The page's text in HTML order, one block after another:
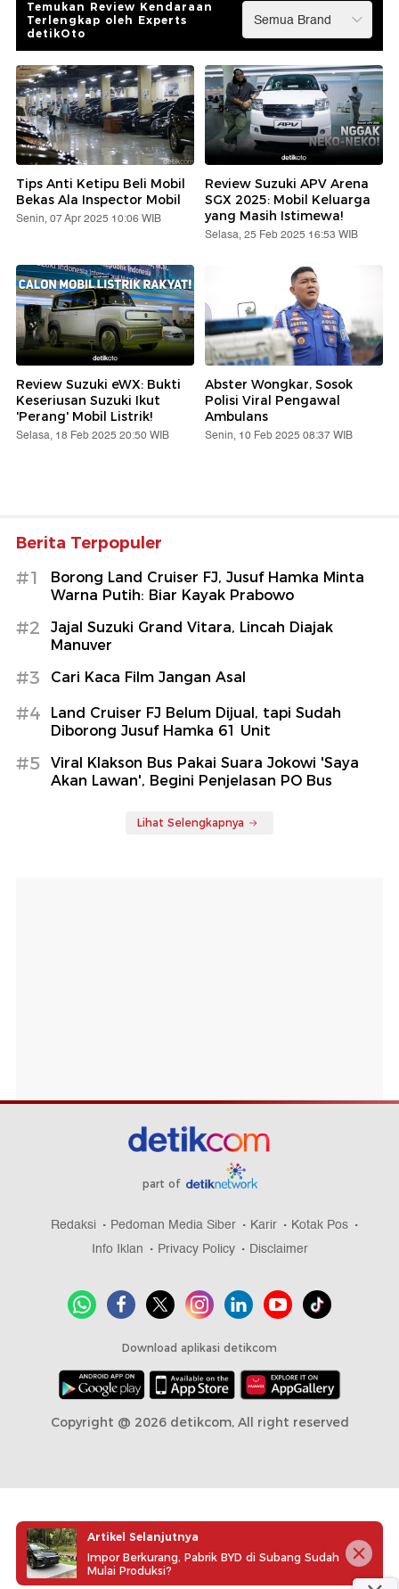
Temukan Review Kendaraan
Terlengkap oleh Experts
detikOto
Tips Anti Ketipu Beli Mobil
Bekas Ala Inspector Mobil
Senin, 07 Apr 2025 10:06 WIB
Review Suzuki APV Arena
SGX 2025: Mobil Keluarga
yang Masih Istimewa!
Selasa, 25 Feb 2025 16:53 WIB
Review Suzuki eWX: Bukti
Keseriusan Suzuki Ikut
'Perang' Mobil Listrik!
Selasa, 18 Feb 2025 20:50 WIB
Abster Wongkar, Sosok
Polisi Viral Pengawal
Ambulans
Senin, 10 Feb 2025 08:37 WIB
Berita Terpopuler
#1
Borong Land Cruiser FJ, Jusuf Hamka Minta
Warna Putih: Biar Kayak Prabowo
#2
Jajal Suzuki Grand Vitara, Lincah Diajak
Manuver
#3 Cari Kaca Film Jangan Asal
#4
Land Cruiser FJ Belum Dijual, tapi Sudah
Diborong Jusuf Hamka 61 Unit
#5
Viral Klakson Bus Pakai Suara Jokowi 'Saya
Akan Lawan', Begini Penjelasan PO Bus
Lihat Selengkapnya
part of
Redaksi Pedoman Media Siber Karir
Kotak Pos
Info Iklan
Privacy Policy Disclaimer
Download aplikasi detikcom
Copyright @ 2026 detikcom, All right reserved
Artikel Selanjutnya
Impor Berkurang, Pabrik BYD di Subang Sudah
Mulai Produksi?